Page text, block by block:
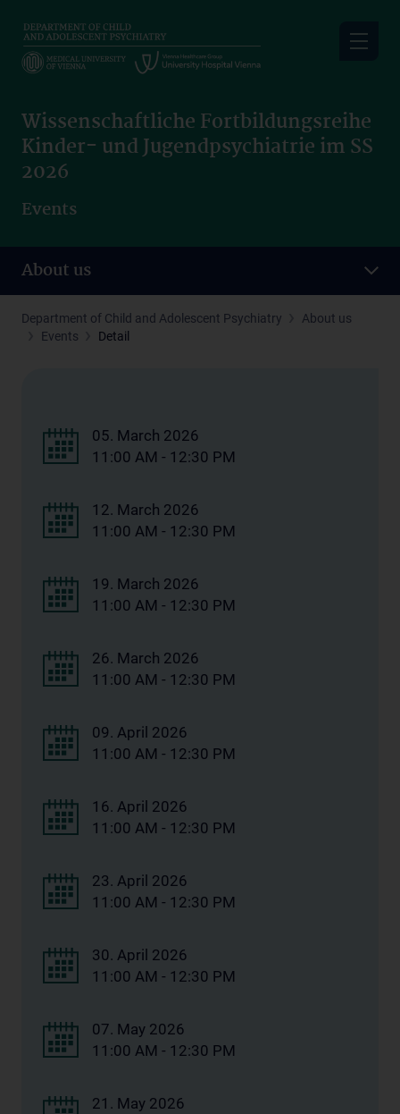
main
content
Wissenschaftliche Fortbildungsreihe
Kinder- und Jugendpsychiatrie im SS
2026
Events
About us
Department of Child and Adolescent Psychiatry
About us
Events
Detail
05. March 2026
11:00 AM - 12:30 PM
12. March 2026
11:00 AM - 12:30 PM
19. March 2026
11:00 AM - 12:30 PM
26. March 2026
11:00 AM - 12:30 PM
09. April 2026
11:00 AM - 12:30 PM
16. April 2026
11:00 AM - 12:30 PM
23. April 2026
11:00 AM - 12:30 PM
30. April 2026
11:00 AM - 12:30 PM
07. May 2026
11:00 AM - 12:30 PM
21. May 2026